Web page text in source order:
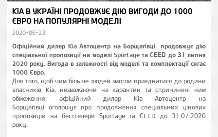
KIA В УКРАЇНІ ПРОДОВЖУЄ ДІЮ ВИГОДИ ДО 1000
ЄВРО НА ПОПУЛЯРНІ МОДЕЛІ
2020-06-23
Офіційний дилер Kia Автоцентр на Борщагівці продовжує дію
спеціальної пропозиції на моделі Sportage та CEED до 31 липня
2020 року. Вигода в залежності від моделі та комплектації сягає
1000 Євро.
Для того, щоб чим більше людей змогли приєднатися до родини
власників Kia, незважаючи на карантин та спричинені ним
обмеження, офіційний дилер Kia Автоцентр на
Борщагівці оголошує про продовження спеціальних цінових
пропозицій на бестселери Sportage та CEED до 31.07.2020
року.